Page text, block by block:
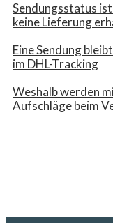
Sendungsstatus
keine Lieferung
Eine Sendung
im DHL-Tracking
Weshalb werden
Aufschläge beim